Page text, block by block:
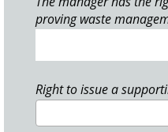
proving waste
Right to issue a